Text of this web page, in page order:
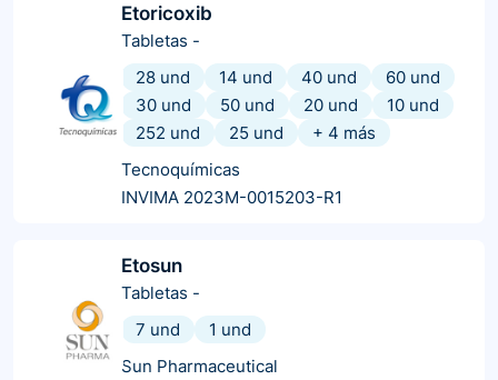
Etoricoxib
Tabletas -
28 und
14 und 40 und
60 und
30 und
50 und 20 und
10 und
252 und
25 und + 4 más
Tecnoquímicas
INVIMA 2023M-0015203-R1
Etosun
Tabletas -
7 und
1 und
Sun Pharmaceutical